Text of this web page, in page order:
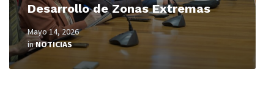
Desarrollo de Zonas Extremas
Mayo 14, 2026
inNOTICIAS